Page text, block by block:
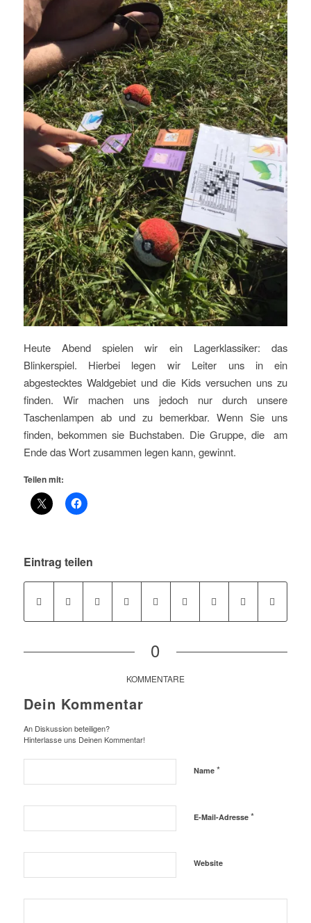
Heute Abend spielen wir ein Lagerklassiker: das
Blinkerspiel. Hierbei legen wir Leiter uns in ein
abgestecktes Waldgebiet und die Kids versuchen uns zu
finden. Wir machen uns jedoch nur durch unsere
Taschenlampen ab und zu bemerkbar. Wenn Sie uns
finden, bekommen sie Buchstaben. Die Gruppe, die am
Ende das Wort zusammen legen kann, gewinnt.
Teilen mit:
Eintrag teilen
0
KOMMENTARE
Dein Kommentar
An Diskussion beteiligen?
Hinterlasse uns Deinen Kommentar!
Name *
E-Mail-Adresse *
Website